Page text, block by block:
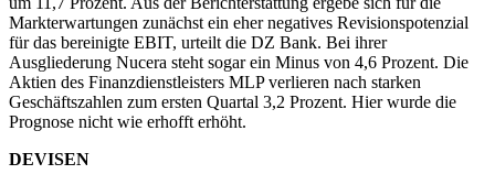
Markterwartungen zunächst ein eher negatives Revisionspotenzial
für das bereinigte EBIT, urteilt die DZ Bank. Bei ihrer
Ausgliederung Nucera steht sogar ein Minus von 4,6 Prozent. Die
Aktien des Finanzdienstleisters MLP verlieren nach starken
Geschäftszahlen zum ersten Quartal 3,2 Prozent. Hier wurde die
Prognose nicht wie erhofft erhöht.
DEVISEN